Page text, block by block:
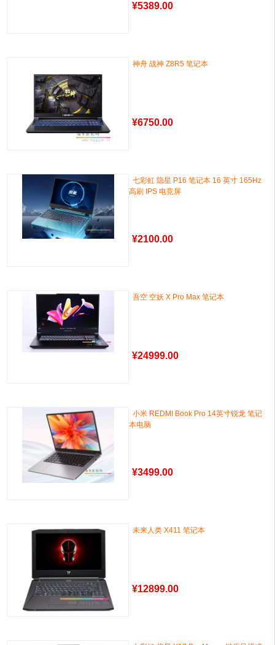
¥5389.00
神舟 战神 Z8R5 笔记本
¥6750.00
七彩虹 隐星 P16 笔记本 16 英寸 165Hz
高刷 IPS 电竞屏
¥2100.00
吾空 空妖 X Pro Max 笔记本
¥24999.00
小米 REDMI Book Pro 14英寸锐龙 笔记
本电脑
¥3499.00
未来人类 X411 笔记本
¥12899.00